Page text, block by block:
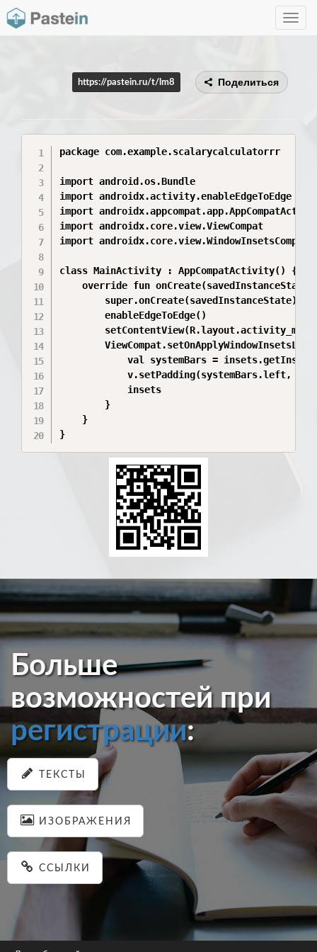
Toggle
https://pastein.ru/t/lm8 Поделиться
package com.example.scalarycalculatorrr
import android.os.Bundle
import androidx.activity.enableEdgeToEdge
import
import androidx.core.view.ViewCompat
import androidx.core.view.WindowInsetsCompat
class MainActivity : AppCompatActivity() {
override fun
        super.onCreate(savedInstanceState)
        enableEdgeToEdge()
val systemBars =
v.setPadding(systemBars.left,
            insets
        }
    }
}
Больше
возможностей при
регистрации:
ТЕКСТЫ
ИЗОБРАЖЕНИЯ
ССЫЛКИ